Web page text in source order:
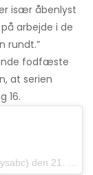
især åbenlyst
arbejde i de
rundt.”
fodfæste
at serien
16.
21. november 2019 kl. 17:58 PST